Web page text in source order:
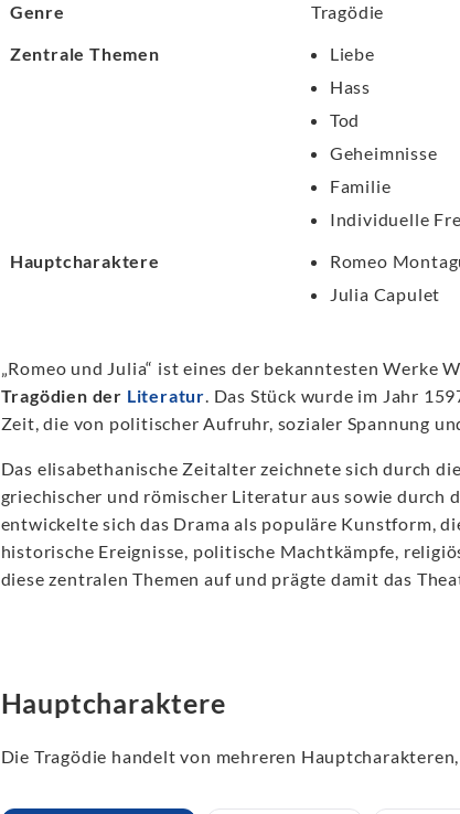
Genre
Tragödie
Zentrale Themen
Liebe
Hass
Tod
Geheimnisse
Familie
Individuelle
Hauptcharaktere
Romeo
Julia Capulet
„Romeo und Julia“ ist eines der bekanntesten Werke
Tragödien der Literatur. Das Stück wurde im Jahr
Zeit, die von politischer Aufruhr, sozialer Spannung
Das elisabethanische Zeitalter zeichnete sich durch
griechischer und römischer Literatur aus sowie durch
entwickelte sich das Drama als populäre Kunstform,
historische Ereignisse, politische Machtkämpfe,
diese zentralen Themen auf und prägte damit das
Hauptcharaktere
Die Tragödie handelt von mehreren